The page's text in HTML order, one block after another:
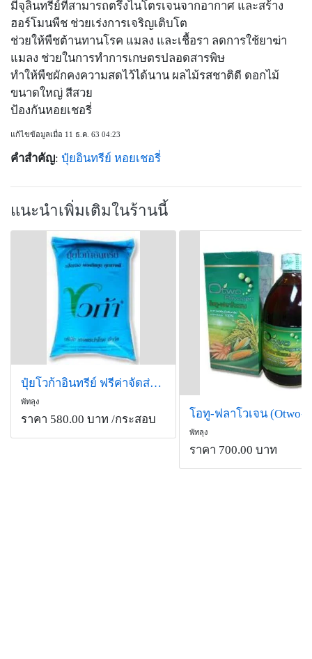
มีจุลินทรีย์ที่สามารถตรึงไนโตรเจนจากอากาศ และสร้าง
ฮอร์โมนพืช ช่วยเร่งการเจริญเติบโต
ช่วยให้พืชต้านทานโรค แมลง และเชื้อรา ลดการใช้ยาฆ่า
แมลง ช่วยในการทำการเกษตรปลอดสารพิษ
ทำให้พืชผักคงความสดไว้ได้นาน ผลไม้รสชาติดี ดอกไม้
ขนาดใหญ่ สีสวย
ป้องกันหอยเชอรี่
แก้ไขข้อมูลเมื่อ 11 ธ.ค. 63 04:23
คำสำคัญ: ปุ๋ยอินทรีย์ หอยเชอรี่
แนะนำเพิ่มเติมในร้านนี้
ปุ๋ยโวก้าอินทรีย์ ฟรีค่าจัดส่ง เมื่อซื้อตั้งแต่ 1 ตันขึ้นไป
พัทลุง
ราคา 580.00 บาท /กระสอบ
พัทลุง
ราคา 700.00 บาท